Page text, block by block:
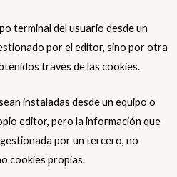
terminal del usuario desde un
por el editor, sino por otra
través de las cookies.
instaladas desde un equipo o
editor, pero la información que
por un tercero, no
cookies propias.